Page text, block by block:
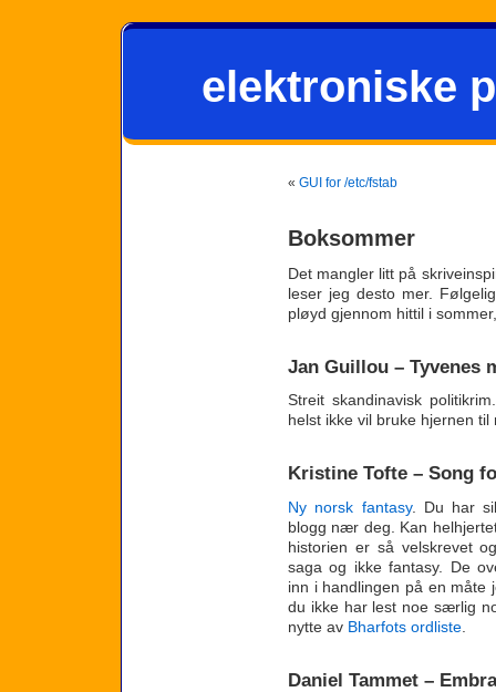
elektroniske
« GUI for /etc/fstab
Boksommer
Det mangler litt på
leser jeg desto mer.
pløyd gjennom hittil i
Jan Guillou – Tyvenes
Streit skandinavisk
helst ikke vil bruke hjernen til
Kristine Tofte – Song
Ny norsk fantasy. Du har
blogg nær deg. Kan
historien er så velskrevet
saga og ikke fantasy. De
inn i handlingen på en måte
du ikke har lest noe særlig
nytte av Bharfots ordliste
Daniel Tammet –